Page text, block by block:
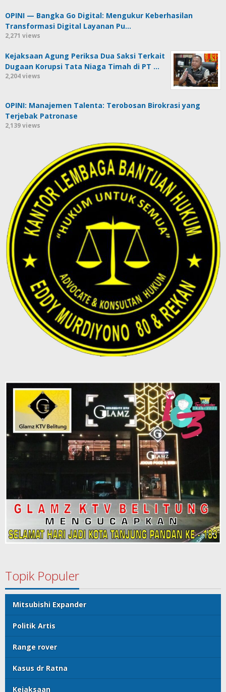
OPINI — Bangka Go Digital: Mengukur Keberhasilan
Transformasi Digital Layanan Pu…
2,271 views
Kejaksaan Agung Periksa Dua Saksi Terkait
Dugaan Korupsi Tata Niaga Timah di PT …
2,204 views
OPINI: Manajemen Talenta: Terobosan Birokrasi yang
Terjebak Patronase
2,139 views
Topik Populer
Mitsubishi Expander
Politik Artis
Range rover
Kasus dr Ratna
Kejaksaan